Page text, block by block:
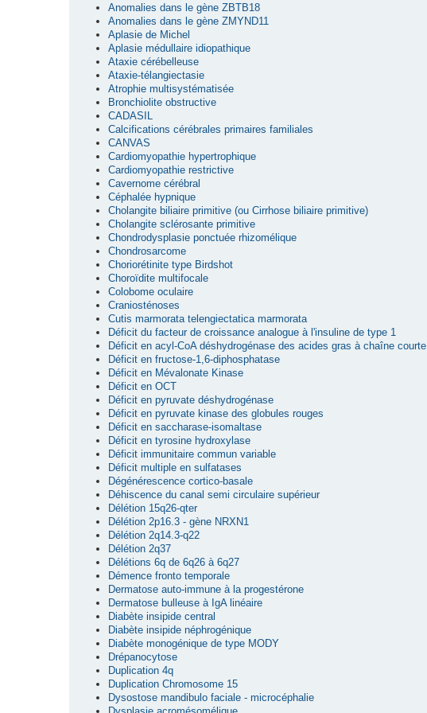
Anomalies dans le gène ZBTB18
Anomalies dans le gène ZMYND11
Aplasie de Michel
Aplasie médullaire idiopathique
Ataxie cérébelleuse
Ataxie-télangiectasie
Atrophie multisystématisée
Bronchiolite obstructive
CADASIL
Calcifications cérébrales primaires familiales
CANVAS
Cardiomyopathie hypertrophique
Cardiomyopathie restrictive
Cavernome cérébral
Céphalée hypnique
Cholangite biliaire primitive (ou Cirrhose biliaire primitive)
Cholangite sclérosante primitive
Chondrodysplasie ponctuée rhizomélique
Chondrosarcome
Choriorétinite type Birdshot
Choroïdite multifocale
Colobome oculaire
Craniosténoses
Cutis marmorata telengiectatica marmorata
Déficit du facteur de croissance analogue à l'insuline de type 1
Déficit en acyl-CoA déshydrogénase des acides gras à chaîne courte
Déficit en fructose-1,6-diphosphatase
Déficit en Mévalonate Kinase
Déficit en OCT
Déficit en pyruvate déshydrogénase
Déficit en pyruvate kinase des globules rouges
Déficit en saccharase-isomaltase
Déficit en tyrosine hydroxylase
Déficit immunitaire commun variable
Déficit multiple en sulfatases
Dégénérescence cortico-basale
Déhiscence du canal semi circulaire supérieur
Délétion 15q26-qter
Délétion 2p16.3 - gène NRXN1
Délétion 2q14.3-q22
Délétion 2q37
Délétions 6q de 6q26 à 6q27
Démence fronto temporale
Dermatose auto-immune à la progestérone
Dermatose bulleuse à IgA linéaire
Diabète insipide central
Diabète insipide néphrogénique
Diabète monogénique de type MODY
Drépanocytose
Duplication 4q
Duplication Chromosome 15
Dysostose mandibulo faciale - microcéphalie